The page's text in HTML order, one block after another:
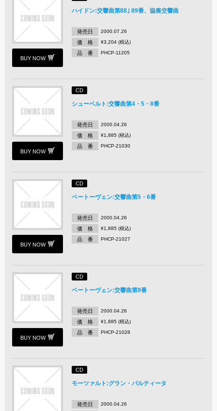
BUY NOW
ハイドン:交響曲第88｣ 89番、協奏交響曲
発売日 2000.07.26
価 格 ¥3,204 (税込)
品 番 PHCP-11205
BUY NOW
CD
シューベルト:交響曲第4・5・8番
発売日 2000.04.26
価 格 ¥1,885 (税込)
品 番 PHCP-21030
BUY NOW
CD
ベートーヴェン:交響曲第5・6番
発売日 2000.04.26
価 格 ¥1,885 (税込)
品 番 PHCP-21027
BUY NOW
CD
ベートーヴェン:交響曲第9番
発売日 2000.04.26
価 格 ¥1,885 (税込)
品 番 PHCP-21028
CD
モーツァルト:グラン・パルティータ
発売日 2000.04.26